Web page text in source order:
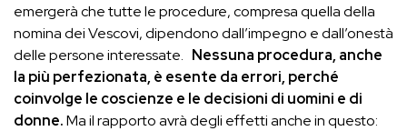
emergerà che tutte le procedure, compresa quella della
nomina dei Vescovi, dipendono dall’impegno e dall’onestà
delle persone interessate. Nessuna procedura, anche
la più perfezionata, è esente da errori, perché
coinvolge le coscienze e le decisioni di uomini e di
donne.Ma il rapporto avrà degli effetti anche in questo: